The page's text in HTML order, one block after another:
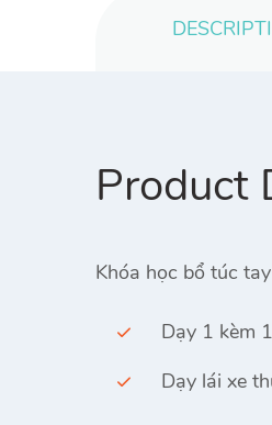
Product
Khóa học bổ túc
Dạy 1 kèm
Dạy lái xe